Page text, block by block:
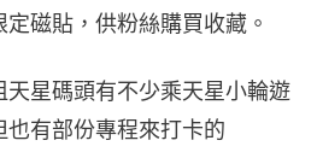
磁貼，供粉絲購買收藏。
星碼頭有不少乘天星小輪遊
有部份專程來打卡的